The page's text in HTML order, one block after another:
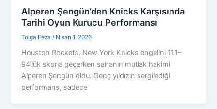
Alperen Şengün’den Knicks Karşısında
Tarihi Oyun Kurucu Performansı
Tolga Feza / Nisan 1, 2026
Houston Rockets, New York Knicks engelini 111-
94’lük skorla geçerken sahanın mutlak hakimi
Alperen Şengün oldu. Genç yıldızın sergilediği
performans, sadece